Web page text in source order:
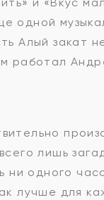
и «Вкус
одной
Алый закат
работал
лишь
ни одного
лучше для